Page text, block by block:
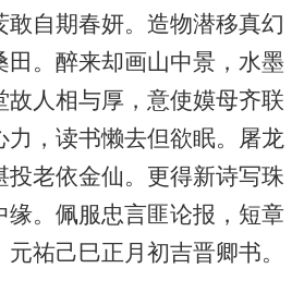
敢自期春妍。造物潜移真幻
田。醉来却画山中景，水墨
故人相与厚，意使嫫母齐联
力，读书懒去但欲眠。屠龙
投老依金仙。更得新诗写珠
缘。佩服忠言匪论报，短章
祐己巳正月初吉晋卿书。